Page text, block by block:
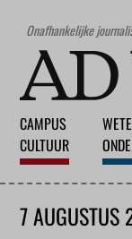
Onafhankelijke
CAMPUS
CULTUUR
7 AUGUSTUS